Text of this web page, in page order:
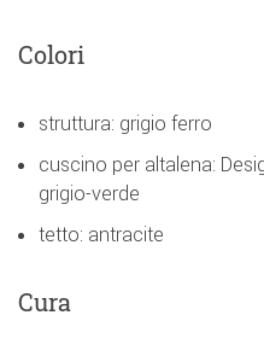
Colori
struttura: grigio ferro
cuscino per altalena:
grigio-verde
tetto: antracite
Cura